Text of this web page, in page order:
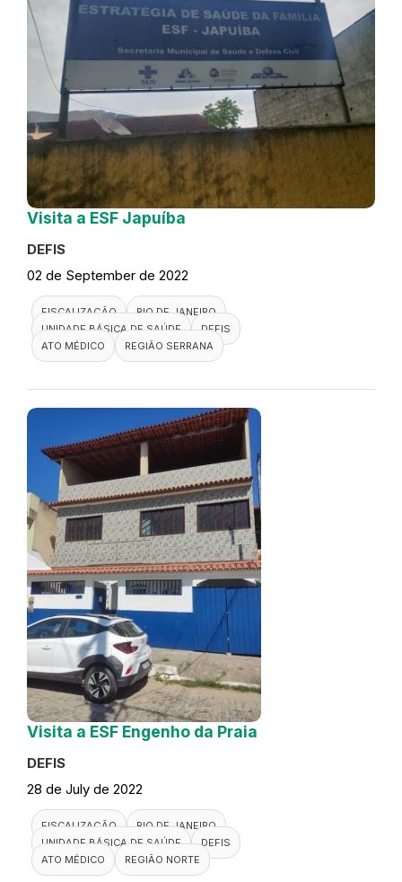
Visita a ESF Japuíba
DEFIS
02 de September de 2022
FISCALIZAÇÃO
RIO DE JANEIRO
UNIDADE BÁSICA DE SAÚDE
DEFIS
ATO MÉDICO
REGIÃO SERRANA
Visita a ESF Engenho da Praia
DEFIS
28 de July de 2022
FISCALIZAÇÃO
RIO DE JANEIRO
UNIDADE BÁSICA DE SAÚDE
DEFIS
ATO MÉDICO
REGIÃO NORTE